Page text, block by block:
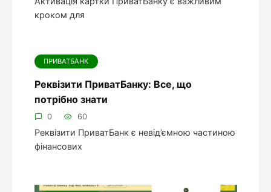
кроком для
ПРИВАТБАНК
Реквізити ПриватБанку: Все, що
потрібно знати
0 60
Реквізити ПриватБанк є невід’ємною частиною
фінансових